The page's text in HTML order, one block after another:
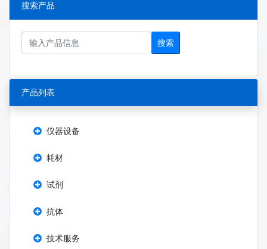
搜索产品
搜索
产品列表
仪器设备
耗材
试剂
抗体
技术服务